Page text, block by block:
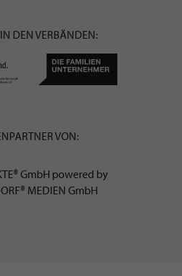
DEN VERBÄNDEN:
VON:
GmbH powered by
MEDIEN GmbH